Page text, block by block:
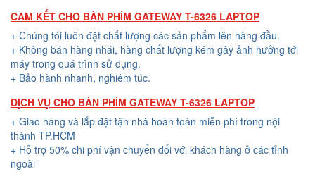
CAM KẾT CHO BÀN PHÍM GATEWAY T-6326 LAPTOP
+ Chúng tôi luôn đặt chất lượng các sản phẩm lên hàng đầu.
+ Không bán hàng nhái, hàng chất lượng kém gây ảnh hưởng tới
máy trong quá trình sử dụng.
+ Bảo hành nhanh, nghiêm túc.
DỊCH VỤ CHO BÀN PHÍM GATEWAY T-6326 LAPTOP
+ Giao hàng và lắp đặt tận nhà hoàn toàn miễn phí trong nội
thành TP.HCM
+ Hỗ trợ 50% chi phí vận chuyển đối với khách hàng ở các tỉnh
ngoài